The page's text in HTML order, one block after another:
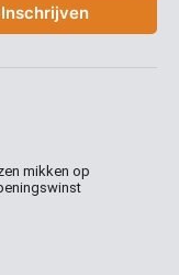
Inschrijven
mikken op